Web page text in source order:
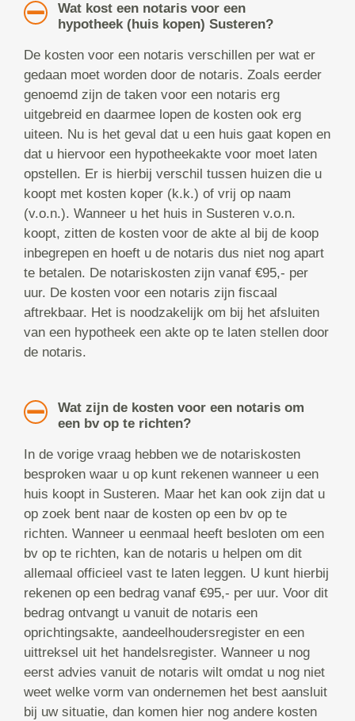
Wat kost een notaris voor een
hypotheek (huis kopen) Susteren?
De kosten voor een notaris verschillen per wat er
gedaan moet worden door de notaris. Zoals eerder
genoemd zijn de taken voor een notaris erg
uitgebreid en daarmee lopen de kosten ook erg
uiteen. Nu is het geval dat u een huis gaat kopen en
dat u hiervoor een hypotheekakte voor moet laten
opstellen. Er is hierbij verschil tussen huizen die u
koopt met kosten koper (k.k.) of vrij op naam
(v.o.n.). Wanneer u het huis in Susteren v.o.n.
koopt, zitten de kosten voor de akte al bij de koop
inbegrepen en hoeft u de notaris dus niet nog apart
te betalen. De notariskosten zijn vanaf €95,- per
uur. De kosten voor een notaris zijn fiscaal
aftrekbaar. Het is noodzakelijk om bij het afsluiten
van een hypotheek een akte op te laten stellen door
de notaris.
Wat zijn de kosten voor een notaris om
een bv op te richten?
In de vorige vraag hebben we de notariskosten
besproken waar u op kunt rekenen wanneer u een
huis koopt in Susteren. Maar het kan ook zijn dat u
op zoek bent naar de kosten op een bv op te
richten. Wanneer u eenmaal heeft besloten om een
bv op te richten, kan de notaris u helpen om dit
allemaal officieel vast te laten leggen. U kunt hierbij
rekenen op een bedrag vanaf €95,- per uur. Voor dit
bedrag ontvangt u vanuit de notaris een
oprichtingsakte, aandeelhoudersregister en een
uittreksel uit het handelsregister. Wanneer u nog
eerst advies vanuit de notaris wilt omdat u nog niet
weet welke vorm van ondernemen het best aansluit
bij uw situatie, dan komen hier nog andere kosten